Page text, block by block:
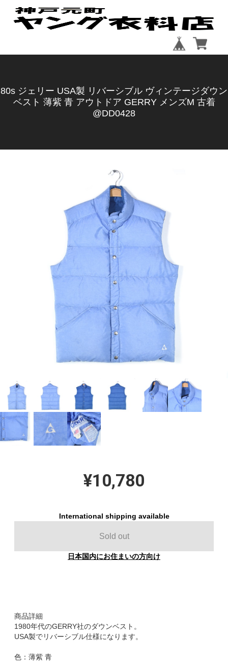
80s ジェリー USA製 リバーシブル ヴィンテージダウン
ベスト 薄紫 青 アウトドア GERRY メンズM 古着
@DD0428
¥10,780
International shipping available
Sold out
日本国内にお住まいの方向け
商品詳細
1980年代のGERRY社のダウンベスト。
USA製でリバーシブル仕様になります。
色：薄紫 青